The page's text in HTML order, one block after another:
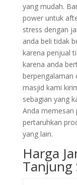
yang mudah.
power untuk
stress dengan
anda beli tidak
karena penjual
karena anda
berpengalaman
masjid kami
sebagian yang
Anda memesan
pertaruhkan
yang lain.
Harga
Tanjung